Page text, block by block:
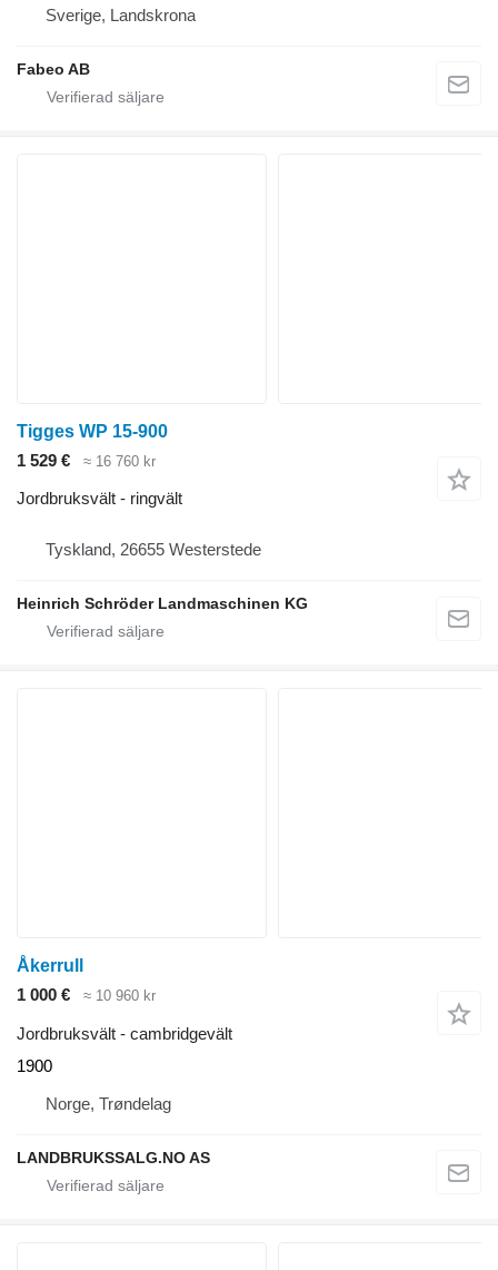
Sverige, Landskrona
Fabeo AB
Tigges WP 15-900
1 529 €
≈ 16 760 kr
Jordbruksvält - ringvält
Tyskland, 26655 Westerstede
Heinrich Schröder Landmaschinen KG
Åkerrull
1 000 €
≈ 10 960 kr
Jordbruksvält - cambridgevält
1900
Norge, Trøndelag
LANDBRUKSSALG.NO AS